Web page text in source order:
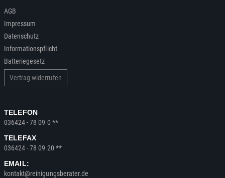
AGB
Impressum
Datenschutz
Informationspflicht
Batteriegesetz
Vertrag widerrufen
TELEFON
036424 - 78 09 0 **
TELEFAX
036424 - 78 09 20 **
EMAIL:
kontakt@reinigungsberater.de